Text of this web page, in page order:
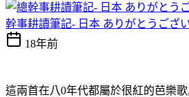
幹事耕讀筆記- 日本 ありがとうござ
18年前
這兩首在八0年代都屬於很紅的芭樂